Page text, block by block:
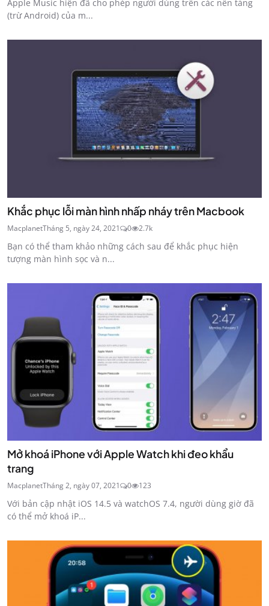
Apple Music hiện đã cho phép người dùng trên các nền tảng
(trừ Android) của m...
Khắc phục lỗi màn hình nhấp nháy trên Macbook
MacplanetTháng 5, ngày 24, 2021 0 2.7k
Bạn có thể tham khảo những cách sau để khắc phục hiện
tượng màn hình sọc và n...
Mở khoá iPhone với Apple Watch khi đeo khẩu
trang
MacplanetTháng 2, ngày 07, 2021 0 123
Với bản cập nhật iOS 14.5 và watchOS 7.4, người dùng giờ đã
có thể mở khoá iP...